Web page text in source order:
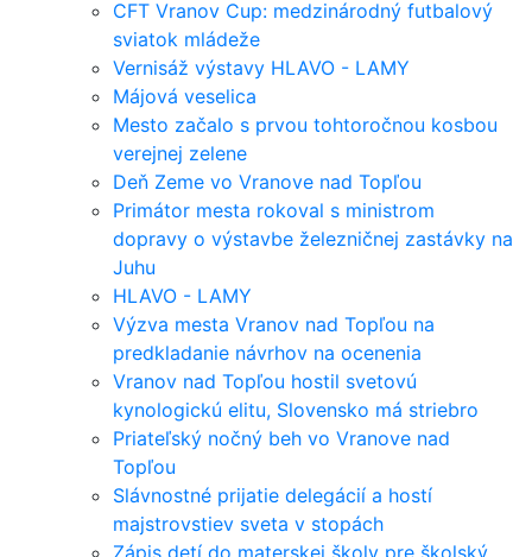
CFT Vranov Cup: medzinárodný futbalový
sviatok mládeže
Vernisáž výstavy HLAVO - LAMY
Májová veselica
Mesto začalo s prvou tohtoročnou kosbou
verejnej zelene
Deň Zeme vo Vranove nad Topľou
Primátor mesta rokoval s ministrom
dopravy o výstavbe železničnej zastávky na
Juhu
HLAVO - LAMY
Výzva mesta Vranov nad Topľou na
predkladanie návrhov na ocenenia
Vranov nad Topľou hostil svetovú
kynologickú elitu, Slovensko má striebro
Priateľský nočný beh vo Vranove nad
Topľou
Slávnostné prijatie delegácií a hostí
majstrovstiev sveta v stopách
Zápis detí do materskej školy pre školský